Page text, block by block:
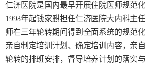
仁济医院是国内最早开展住院医师规范
1998年起钱家麒担任仁济医院大内科主
师在三年轮转期间得到全面系统的规范
亲自制定培训计划、确定培训内容，亲
轮转的排班安排，督导培养计划的落实